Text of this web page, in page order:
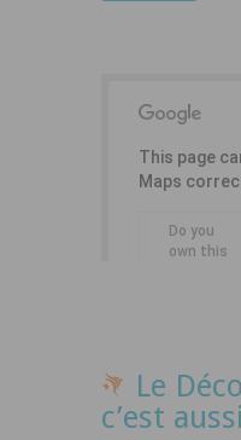
This page
Maps
Do you
own this
Le
c’est